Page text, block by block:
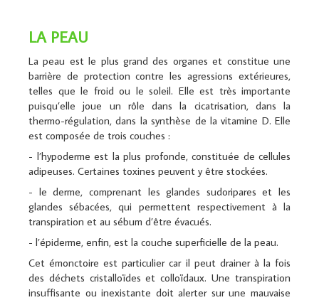
LA PEAU
La peau est le plus grand des organes et constitue une
barrière de protection contre les agressions extérieures,
telles que le froid ou le soleil. Elle est très importante
puisqu’elle joue un rôle dans la cicatrisation, dans la
thermo-régulation, dans la synthèse de la vitamine D. Elle
est composée de trois couches :
- l’hypoderme est la plus profonde, constituée de cellules
adipeuses. Certaines toxines peuvent y être stockées.
- le derme, comprenant les glandes sudoripares et les
glandes sébacées, qui permettent respectivement à la
transpiration et au sébum d’être évacués.
- l’épiderme, enfin, est la couche superficielle de la peau.
Cet émonctoire est particulier car il peut drainer à la fois
des déchets cristalloïdes et colloïdaux. Une transpiration
insuffisante ou inexistante doit alerter sur une mauvaise